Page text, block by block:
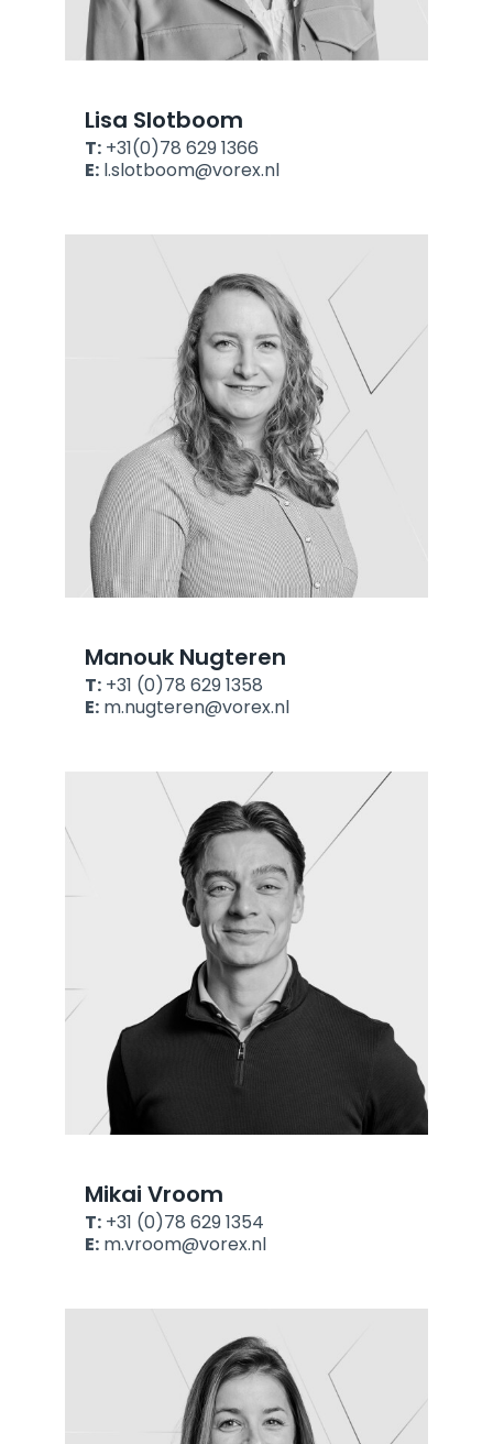
Lisa Slotboom
T: +31(0)78 629 1366
E: l.slotboom@vorex.nl
Manouk Nugteren
T: +31 (0)78 629 1358
E: m.nugteren@vorex.nl
Mikai Vroom
T: +31 (0)78 629 1354
E: m.vroom@vorex.nl